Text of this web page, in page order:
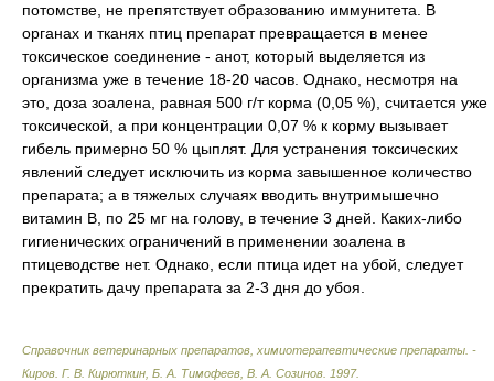
потомстве, не препятствует образованию иммунитета. В
органах и тканях птиц препарат превращается в менее
токсическое соединение - анот, который выделяется из
организма уже в течение 18-20 часов. Однако, несмотря на
это, доза зоалена, равная 500 г/т корма (0,05 %), считается уже
токсической, а при концентрации 0,07 % к корму вызывает
гибель примерно 50 % цыплят. Для устранения токсических
явлений следует исключить из корма завышенное количество
препарата; а в тяжелых случаях вводить внутримышечно
витамин В, по 25 мг на голову, в течение 3 дней. Каких-либо
гигиенических ограничений в применении зоалена в
птицеводстве нет. Однако, если птица идет на убой, следует
прекратить дачу препарата за 2-3 дня до убоя.
Справочник ветеринарных препаратов, химиотерапевтические препараты. -
Киров Г. В. Кирюткин, Б. А. Тимофеев, В. А. Созинов 1997.